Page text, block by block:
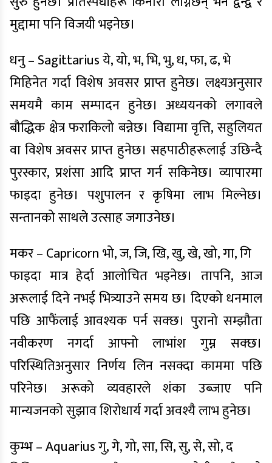
मुद्दामा पनि विजयी भइनेछ।
धनु – Sagittarius ये, यो, भ, भि, भु, ध, फा, ढ, भे
मिहिनेत गर्दा विशेष अवसर प्राप्त हुनेछ। लक्ष्यअनुसार
समयमै काम सम्पादन हुनेछ। अध्ययनको लगावले
बौद्धिक क्षेत्र फराकिलो बन्नेछ। विद्यामा वृत्ति, सहुलियत
वा विशेष अवसर प्राप्त हुनेछ। सहपाठीहरूलाई उछिन्दै
पुरस्कार, प्रशंसा आदि प्राप्त गर्न सकिनेछ। व्यापारमा
फाइदा हुनेछ। पशुपालन र कृषिमा लाभ मिल्नेछ।
सन्तानको साथले उत्साह जगाउनेछ।
मकर – Capricorn भो, ज, जि, खि, खु, खे, खो, गा, गि
फाइदा मात्र हेर्दा आलोचित भइनेछ। तापनि, आज
अरूलाई दिने नभई भित्र्याउने समय छ। दिएको धनमाल
पछि आफैंलाई आवश्यक पर्न सक्छ। पुरानो सम्झौता
नवीकरण नगर्दा आफ्नो लाभांश गुम्न सक्छ।
परिस्थितिअनुसार निर्णय लिन नसक्दा काममा पछि
परिनेछ। अरूको व्यवहारले शंका उब्जाए पनि
मान्यजनको सुझाव शिरोधार्य गर्दा अवश्यै लाभ हुनेछ।
कुम्भ – Aquarius गु, गे, गो, सा, सि, सु, से, सो, द